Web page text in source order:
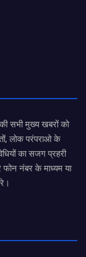
सभी मुख्य खबरों को
लोक परंपराओ के
का सजग प्रहरी
नंबर के माध्यम या